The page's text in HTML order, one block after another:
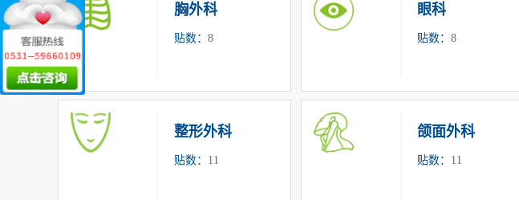
胸外科
贴数： 8
眼科
贴数： 8
整形外科
贴数： 11
颌面外科
贴数： 11